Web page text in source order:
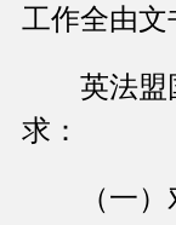
工作全由文
英法盟国
求：
（一）对